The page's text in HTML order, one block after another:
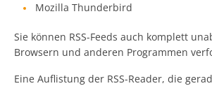
Mozilla Thunderbird
Sie können RSS-Feeds auch komplett
Browsern und anderen Programmen
Eine Auflistung der RSS-Reader, die